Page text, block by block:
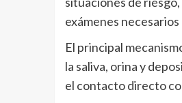
exámenes
El principal
la saliva, orina y
el contacto directo